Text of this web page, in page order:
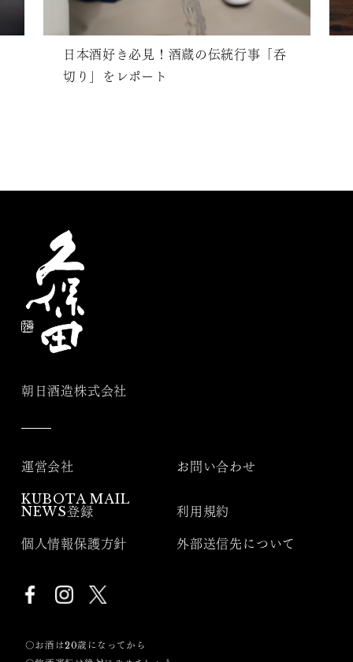
日本酒好き必見！酒蔵の伝統行事「呑
切り」をレポート
朝日酒造株式会社
運営会社 お問い合わせ
KUBOTA MAIL
NEWS登録
利用規約
個人情報保護方針 外部送信先について
〇お酒は20歳になってから